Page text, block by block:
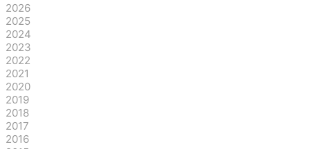
2026
2025
2024
2023
2022
2021
2020
2019
2018
2017
2016